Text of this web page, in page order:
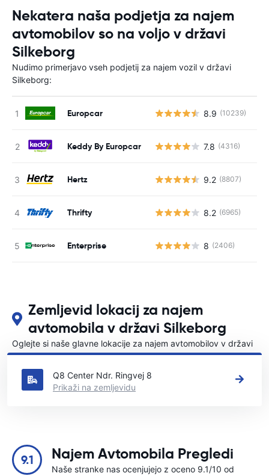
Nekatera naša podjetja za najem
avtomobilov so na voljo v državi
Silkeborg
Nudimo primerjavo vseh podjetij za najem vozil v državi
Silkeborg:
Europcar 8.9 (10239)
Keddy By Europcar 7.8 (4316)
Hertz 9.2 (8807)
Thrifty 8.2 (6965)
Enterprise 8 (2406)
Zemljevid lokacij za najem
avtomobila v državi Silkeborg
Oglejte si naše glavne lokacije za najem avtomobilov v državi
Silkeborg
Q8 Center Ndr. Ringvej 8
Prikaži na zemljevidu
9.1 Najem Avtomobila Pregledi
Naše stranke nas ocenjujejo z oceno 9.1/10 od